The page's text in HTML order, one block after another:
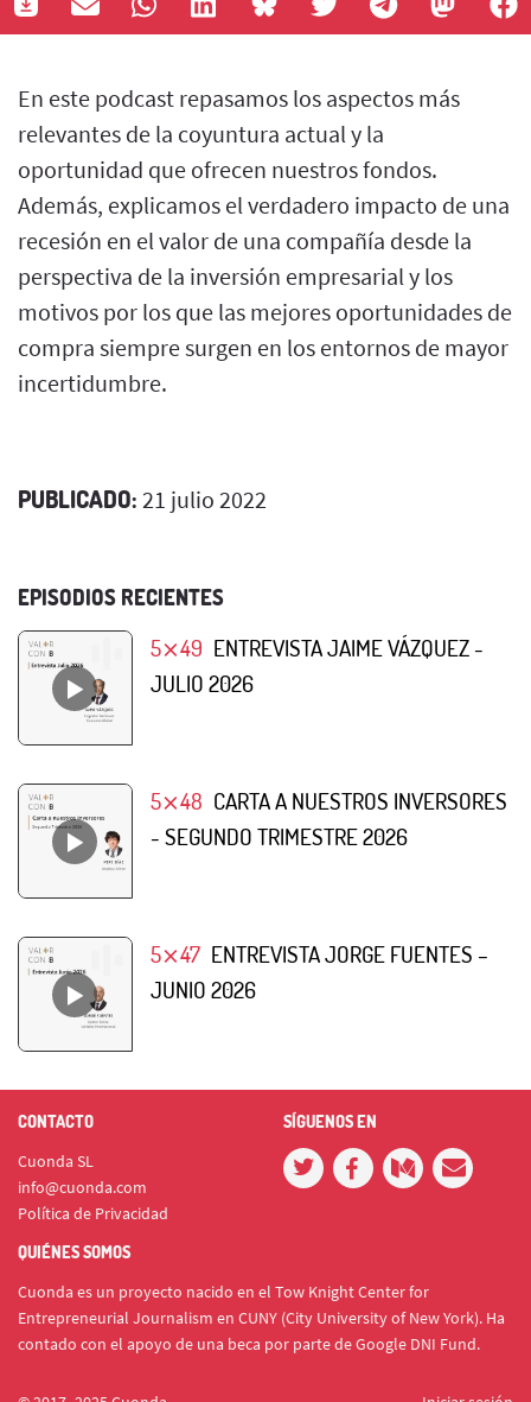
En este podcast repasamos los aspectos más
relevantes de la coyuntura actual y la
oportunidad que ofrecen nuestros fondos.
Además, explicamos el verdadero impacto de una
recesión en el valor de una compañía desde la
perspectiva de la inversión empresarial y los
motivos por los que las mejores oportunidades de
compra siempre surgen en los entornos de mayor
incertidumbre.
PUBLICADO: 21 julio 2022
EPISODIOS RECIENTES
5⨯49 ENTREVISTA JAIME VÁZQUEZ -
JULIO 2026
5⨯48 CARTA A NUESTROS INVERSORES
- SEGUNDO TRIMESTRE 2026
5⨯47 ENTREVISTA JORGE FUENTES –
JUNIO 2026
CONTACTO
Cuonda SL
info@cuonda.com
Política de Privacidad
SÍGUENOS EN
QUIÉNES SOMOS
Cuonda es un proyecto nacido en el Tow Knight Center for
Entrepreneurial Journalism en CUNY (City University of New York). Ha
contado con el apoyo de una beca por parte de Google DNI Fund.